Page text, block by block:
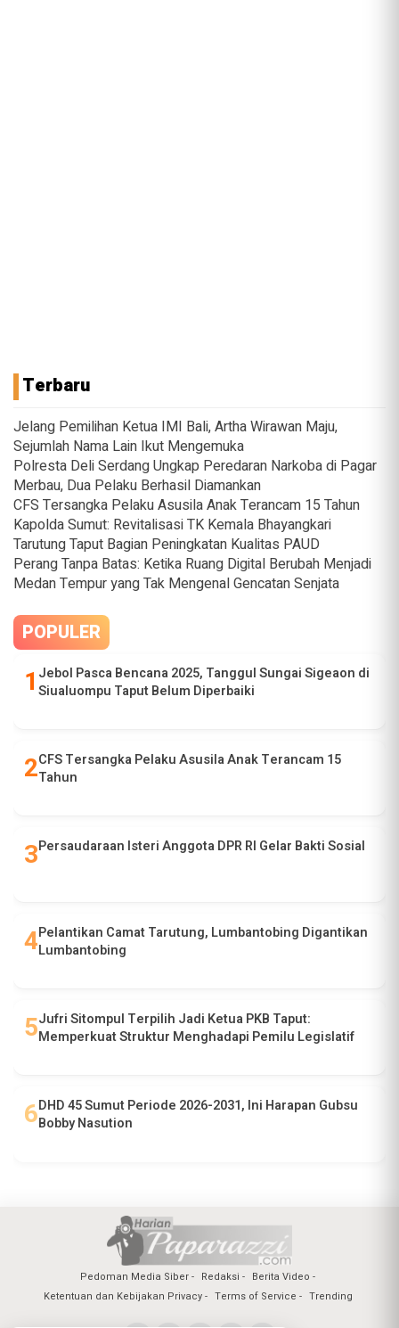
Terbaru
Jelang Pemilihan Ketua IMI Bali, Artha Wirawan Maju,
Sejumlah Nama Lain Ikut Mengemuka
Polresta Deli Serdang Ungkap Peredaran Narkoba di Pagar
Merbau, Dua Pelaku Berhasil Diamankan
CFS Tersangka Pelaku Asusila Anak Terancam 15 Tahun
Kapolda Sumut: Revitalisasi TK Kemala Bhayangkari
Tarutung Taput Bagian Peningkatan Kualitas PAUD
Perang Tanpa Batas: Ketika Ruang Digital Berubah Menjadi
Medan Tempur yang Tak Mengenal Gencatan Senjata
POPULER
Jebol Pasca Bencana 2025, Tanggul Sungai Sigeaon di
Siualuompu Taput Belum Diperbaiki
CFS Tersangka Pelaku Asusila Anak Terancam 15
Tahun
Persaudaraan Isteri Anggota DPR RI Gelar Bakti Sosial
Pelantikan Camat Tarutung, Lumbantobing Digantikan
Lumbantobing
Jufri Sitompul Terpilih Jadi Ketua PKB Taput:
Memperkuat Struktur Menghadapi Pemilu Legislatif
DHD 45 Sumut Periode 2026-2031, Ini Harapan Gubsu
Bobby Nasution
Pedoman Media Siber Redaksi
Berita Video
Ketentuan dan Kebijakan Privacy
Terms of Service Trending